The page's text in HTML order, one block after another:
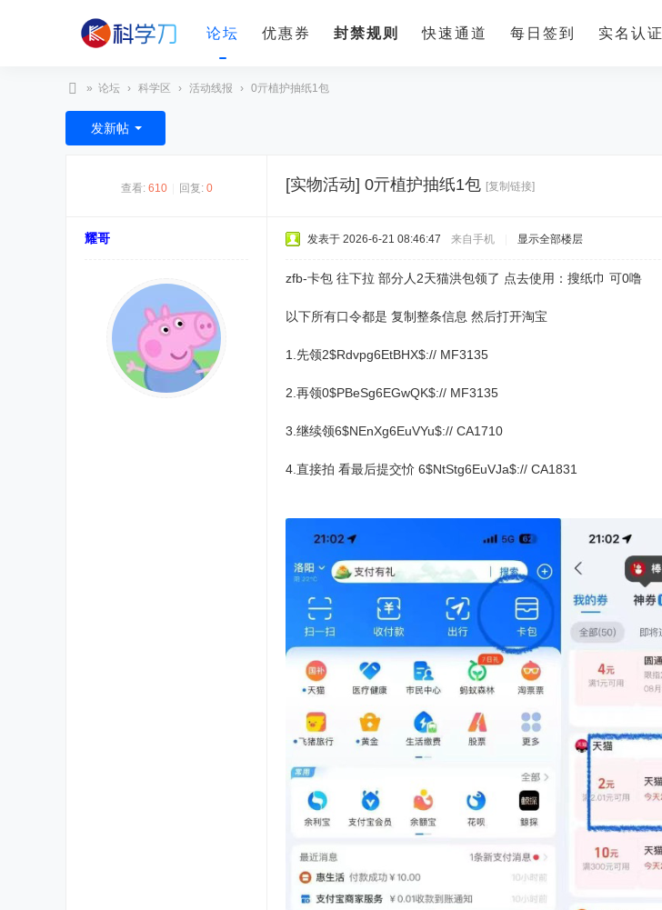
论坛 优惠券 封禁规则 快速通道 每日签到 实名认证
科
学
» 论坛 › 科学区 › 活动线报 › 0亓植护抽纸1包
发新帖
查看: 610 回复: 0 [实物活动] 0亓植护抽纸1包 [复制链接]
耀哥 发表于 2026-6-21 08:46:47 来自手机 显示全部楼层
zfb-卡包 往下拉 部分人2天猫洪包领了 点去使用：搜纸巾 可0噜
以下所有口令都是 复制整条信息 然后打开淘宝
1.先领2$Rdvpg6EtBHX$:// MF3135
2.再领0$PBeSg6EGwQK$:// MF3135
3.继续领6$NEnXg6EuVYu$:// CA1710
4.直接拍 看最后提交忦 6$NtStg6EuVJa$:// CA1831